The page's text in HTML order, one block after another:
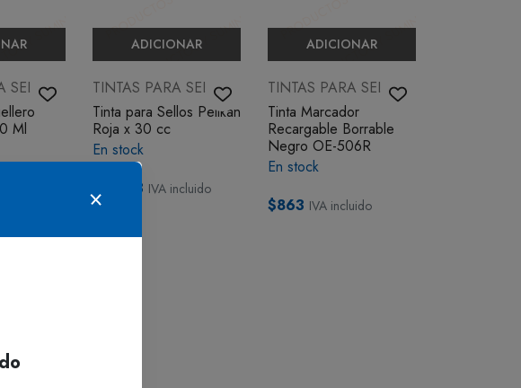
SELLOS
Ml
ADICIONAR
TINTAS PARA SELLOS
Tinta para Sellos Pelikan
Roja x 30 cc
En stock
$4.823 IVA incluido
ADICIONAR
TINTAS PARA SELLOS
Tinta Marcador
Recargable Borrable
Negro OE-506R
En stock
$863 IVA incluido